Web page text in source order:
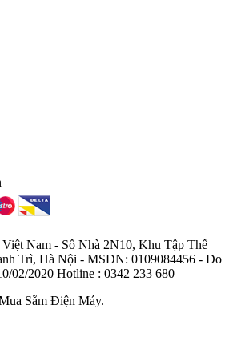
Nam - Số Nhà 2N10, Khu Tập Thể
Trì, Hà Nội - MSDN: 0109084456 - Do
02/2020 Hotline : 0342 233 680
Sắm Điện Máy.